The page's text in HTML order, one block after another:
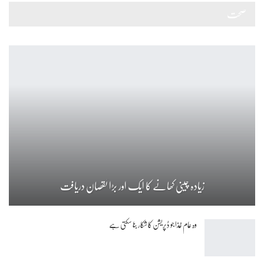
زیادہ چینی کھانے کا ایک اور بڑا نقصان دریافت
وہ عام غذا جو ڈپریشن کا شکار بنا سکتی ہے